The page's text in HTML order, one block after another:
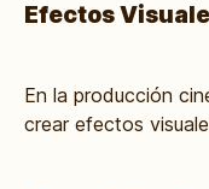
Efectos
En la producción
crear efectos